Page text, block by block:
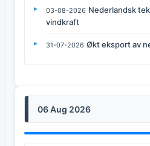
03-08-2026 Nederlandsk
vindkraft
31-07-2026 Økt eksport av
06 Aug 2026